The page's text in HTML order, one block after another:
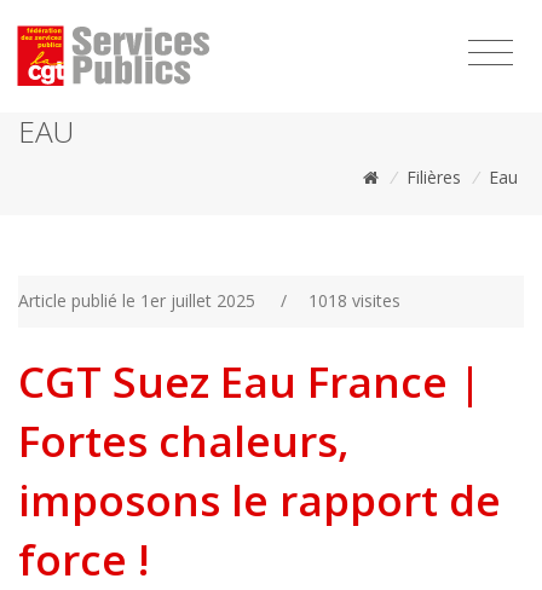
EAU
/ Filières / Eau
Article publié le 1er juillet 2025 / 1018 visites
CGT Suez Eau France |
Fortes chaleurs,
imposons le rapport de
force !